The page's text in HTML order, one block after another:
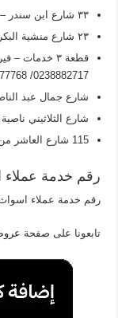
۳۳ شارع ابن سندر – الزيتون 01008799907
۲۳ شارع منشية البكري 0224532799 / 01092220864
0238882717/ 01098077768
شارع جمال عبد
شارع الثلاثيني
115 شارع العاشر من رمضان – القليوبية
رقم خدمة عملاء
رقم خدمة عملاء اسواث
تابعونا على صفحة